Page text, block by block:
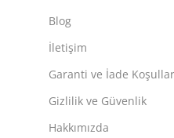
Blog
İletişim
Garanti ve İade
Gizlilik ve Güvenlik
Hakkımızda